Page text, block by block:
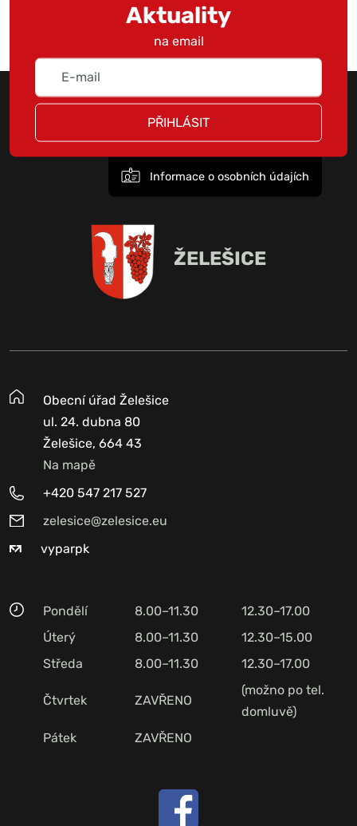
Aktuality
na email
PŘIHLÁSIT
Informace o osobních údajích
ŽELEŠICE
Obecní úřad Želešice
ul. 24. dubna 80
Želešice, 664 43
Na mapě
+420 547 217 527
zelesice@zelesice.eu
vyparpk
Pondělí 8.00–11.30
12.30–17.00
Úterý
8.00–11.30
12.30–15.00
Středa
8.00–11.30 12.30–17.00
Čtvrtek ZAVŘENO
(možno po tel.
domluvě)
Pátek
ZAVŘENO